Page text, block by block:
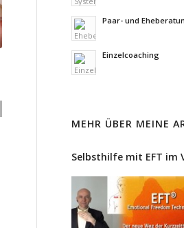
Paar- und
Einzelcoaching
MEHR ÜBER MEINE
Selbsthilfe mit EFT im